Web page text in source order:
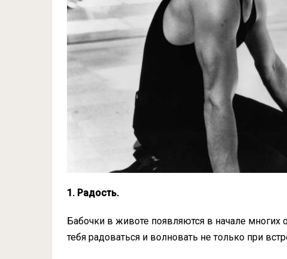
1. Радость.
Бабочки в животе появляются в начале
тебя радоваться и волновать не только при